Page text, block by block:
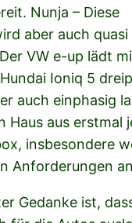
Nunja – Diese
aber auch
VW e-up lädt
Ioniq 5
auch einphasig
Haus aus erstmal
insbesondere
Anforderungen
Gedanke ist,